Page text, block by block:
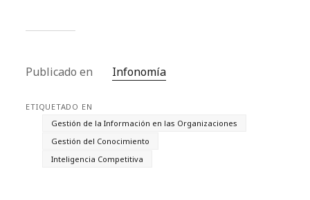
despliegue de
metodologías. Sin
Publicado en Infonomía
ETIQUETADO EN
Gestión de la Información en las Organizaciones
Gestión del Conocimiento
Inteligencia Competitiva